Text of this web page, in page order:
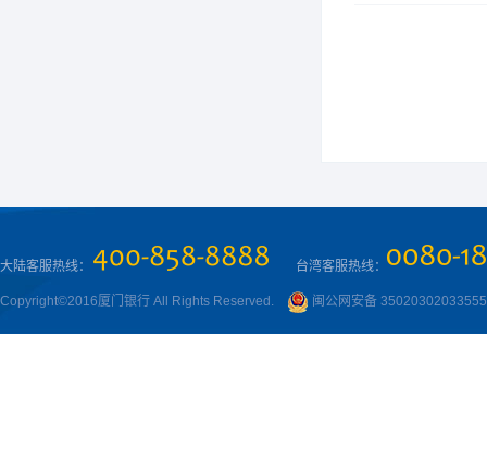
大陆客服热线： 台湾客服热线：
Copyright©2016厦门银行 All Rights Reserved. 闽公网安备